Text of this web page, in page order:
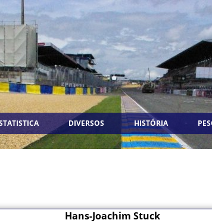
DIVERSOS HISTÓRIA
Hans-Joachim Stuck